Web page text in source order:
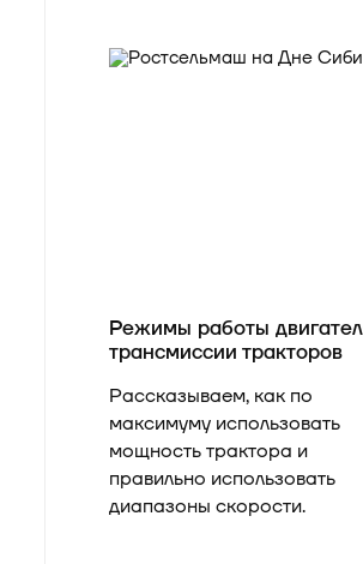
Режимы работы
трансмиссии тракторов
Рассказываем, как по
максимуму использовать
мощность трактора и
правильно использовать
диапазоны скорости.